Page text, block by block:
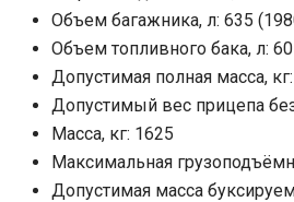
Объем багажника, л: 635
Объем топливного бака, л: 60
Допустимая полная масса,
Допустимый вес прицепа
Масса, кг: 1625
Максимальная
Допустимая масса